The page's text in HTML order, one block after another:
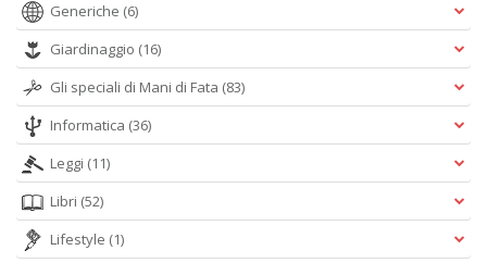
Generiche (6)
Giardinaggio (16)
Gli speciali di Mani di Fata (83)
Informatica (36)
Leggi (11)
Libri (52)
Lifestyle (1)